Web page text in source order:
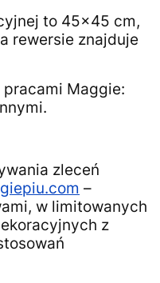
to 45x45 cm,
rewersie znajduje
pracami Maggie:
zleceń
–
w limitowanych
z